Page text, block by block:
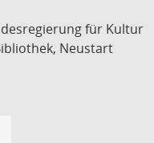
für Kultur
Neustart